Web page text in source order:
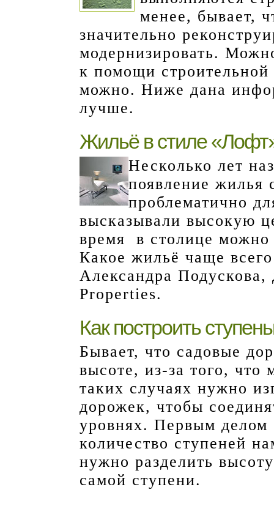
менее, бывает,
значительно
модернизировать.
к помощи
можно. Ниже дана
лучше.
Жильё в стиле
Несколько лет
появление жилья
проблематично
высказывали высокую
время в столице можно
Какое жильё чаще
Александра
Properties.
Как построить
Бывает, что садовые
высоте, из-за того, что
таких случаях нужно
дорожек, чтобы
уровнях. Первым делом
количество ступеней
нужно разделить
самой ступени.